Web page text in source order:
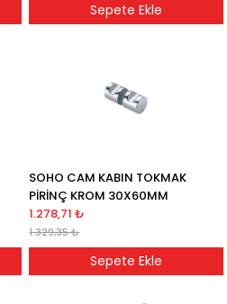
Sepete Ekle
SOHO CAM KABIN TOKMAK
PİRİNÇ KROM 30X60MM
1.278,71 ₺
1.329,35 ₺
Sepete Ekle